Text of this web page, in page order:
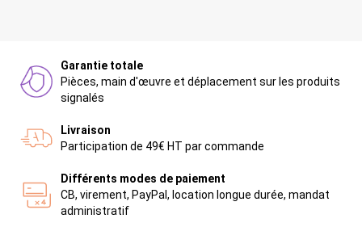
Garantie totale
Pièces, main d'œuvre et déplacement sur les produits
signalés
Livraison
Participation de 49€ HT par commande
Différents modes de paiement
CB, virement, PayPal, location longue durée, mandat
administratif